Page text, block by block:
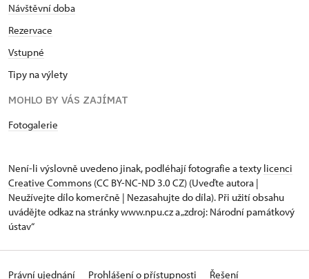
Návštěvní doba
Rezervace
Vstupné
Tipy na výlety
MOHLO BY VÁS ZAJÍMAT
Fotogalerie
Není-li výslovně uvedeno jinak, podléhají fotografie a texty licenci
Creative Commons (CC BY-NC-ND 3.0 CZ) (Uveďte autora |
Neužívejte dílo komerčně | Nezasahujte do díla). Při užití obsahu
uvádějte odkaz na stránky www.npu.cz a „zdroj: Národní památkový
ústav“
Právní ujednání Prohlášení o přístupnosti Řešení